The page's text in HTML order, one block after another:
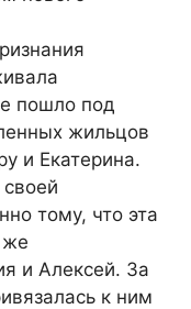
пошло под
жильцов
и Екатерина.
тому, что эта
же
и Алексей. За
к ним